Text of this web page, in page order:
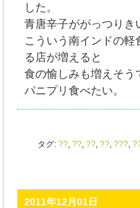
した。
青唐辛子ががっつりき
こういう南インドの
る店が増えると
食の愉しみも増えそう
パニプリ食べたい。
タグ: ??, ??, ??, ??, ???,
2011年12月01日